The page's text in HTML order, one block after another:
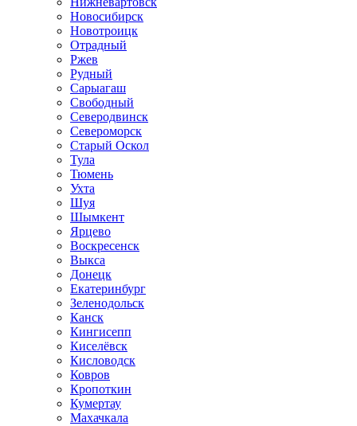
Новосибирск
Новотроицк
Отрадный
Ржев
Рудный
Сарыагаш
Свободный
Северодвинск
Североморск
Старый Оскол
Тула
Тюмень
Ухта
Шуя
Шымкент
Ярцево
Воскресенск
Выкса
Донецк
Екатеринбург
Зеленодольск
Канск
Кингисепп
Киселёвск
Кисловодск
Ковров
Кропоткин
Кумертау
Махачкала